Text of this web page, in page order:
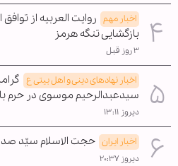
اخبار مهم روایت العربیه از
بازگشایی تنگه هرمز
۳ روز قبل
اخبار نهادهای دینی و اهل بیتی ع
سیدعبدالرحیم موسوی در حرم
دیروز ۱۳:۱۱
اخبار ایران حجت الاسلام سیّد
دیروز ۲۰:۳۷